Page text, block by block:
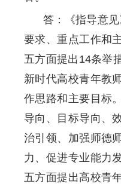
答：《指导意
要求、重点工作和
五方面提出14条举
新时代高校青年教
作思路和主要目标
导向、目标导向、
治引领、加强师德
力、促进专业能力
五方面提出高校青